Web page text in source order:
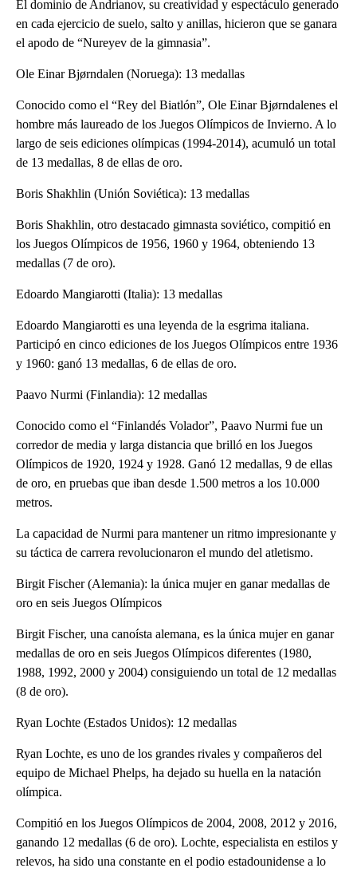
El dominio de Andrianov, su creatividad y espectáculo generado
en cada ejercicio de suelo, salto y anillas, hicieron que se ganara
el apodo de “Nureyev de la gimnasia”.
Ole Einar Bjørndalen (Noruega): 13 medallas
Conocido como el “Rey del Biatlón”, Ole Einar Bjørndalenes el
hombre más laureado de los Juegos Olímpicos de Invierno. A lo
largo de seis ediciones olímpicas (1994-2014), acumuló un total
de 13 medallas, 8 de ellas de oro.
Boris Shakhlin (Unión Soviética): 13 medallas
Boris Shakhlin, otro destacado gimnasta soviético, compitió en
los Juegos Olímpicos de 1956, 1960 y 1964, obteniendo 13
medallas (7 de oro).
Edoardo Mangiarotti (Italia): 13 medallas
Edoardo Mangiarotti es una leyenda de la esgrima italiana.
Participó en cinco ediciones de los Juegos Olímpicos entre 1936
y 1960: ganó 13 medallas, 6 de ellas de oro.
Paavo Nurmi (Finlandia): 12 medallas
Conocido como el “Finlandés Volador”, Paavo Nurmi fue un
corredor de media y larga distancia que brilló en los Juegos
Olímpicos de 1920, 1924 y 1928. Ganó 12 medallas, 9 de ellas
de oro, en pruebas que iban desde 1.500 metros a los 10.000
metros.
La capacidad de Nurmi para mantener un ritmo impresionante y
su táctica de carrera revolucionaron el mundo del atletismo.
Birgit Fischer (Alemania): la única mujer en ganar medallas de
oro en seis Juegos Olímpicos
Birgit Fischer, una canoísta alemana, es la única mujer en ganar
medallas de oro en seis Juegos Olímpicos diferentes (1980,
1988, 1992, 2000 y 2004) consiguiendo un total de 12 medallas
(8 de oro).
Ryan Lochte (Estados Unidos): 12 medallas
Ryan Lochte, es uno de los grandes rivales y compañeros del
equipo de Michael Phelps, ha dejado su huella en la natación
olímpica.
Compitió en los Juegos Olímpicos de 2004, 2008, 2012 y 2016,
ganando 12 medallas (6 de oro). Lochte, especialista en estilos y
relevos, ha sido una constante en el podio estadounidense a lo